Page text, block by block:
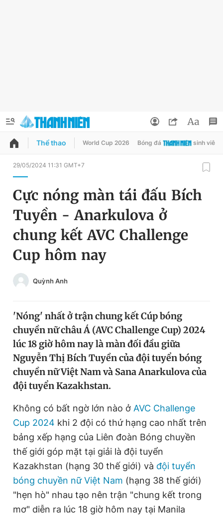
QUẢNG CÁO ĐẶT BÁO
Chuyên mục
Chuyên mục khác
Chào ngày mới
Tin thị trường
Video Magazine
Sản phẩm khác
Tiện ích Bạn cần biết
Thông tin tòa soạn Liên hệ quảng cáo
Đọc Thanh Niên trên điện thoại
Đổi mật khẩu
Tin đã lưu
Tin đã xem
Thể thao World Cup 2026 Bóng đá sinh viên
29/05/2024 11:31 GMT+7
Cực nóng màn tái đấu Bích
Tuyền - Anarkulova ở
chung kết AVC Challenge
Cup hôm nay
Quỳnh Anh
'Nóng' nhất ở trận chung kết Cúp bóng
chuyền nữ châu Á (AVC Challenge Cup) 2024
lúc 18 giờ hôm nay là màn đối đầu giữa
Nguyễn Thị Bích Tuyền của đội tuyển bóng
chuyền nữ Việt Nam và Sana Anarkulova của
đội tuyển Kazakhstan.
Không có bất ngờ lớn nào ở AVC Challenge
Cup 2024 khi 2 đội có thứ hạng cao nhất trên
bảng xếp hạng của Liên đoàn Bóng chuyền
thế giới góp mặt tại giải là đội tuyển
Kazakhstan (hạng 30 thế giới) và đội tuyển
bóng chuyền nữ Việt Nam (hạng 38 thế giới)
"hẹn hò" nhau tạo nên trận "chung kết trong
mơ" diễn ra lúc 18 giờ hôm nay tại Manila